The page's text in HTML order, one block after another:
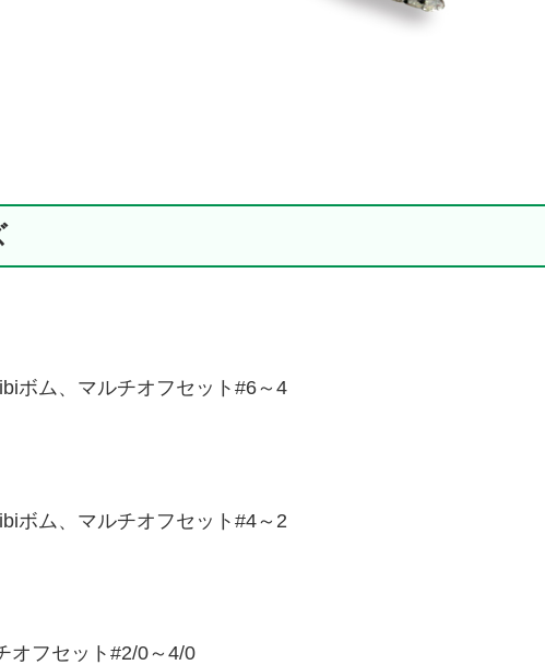
ボム、マルチオフセット#6～4
ボム、マルチオフセット#4～2
オフセット#2/0～4/0